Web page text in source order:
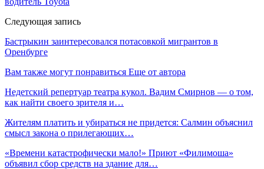
Следующая запись
Бастрыкин заинтересовался потасовкой мигрантов в
Оренбурге
Вам также могут понравиться Еще от автора
Недетский репертуар театра кукол. Вадим Смирнов — о том,
как найти своего зрителя и…
Жителям платить и убираться не придется: Салмин объяснил
смысл закона о прилегающих…
«Времени катастрофически мало!» Приют «Филимоша»
объявил сбор средств на здание для…